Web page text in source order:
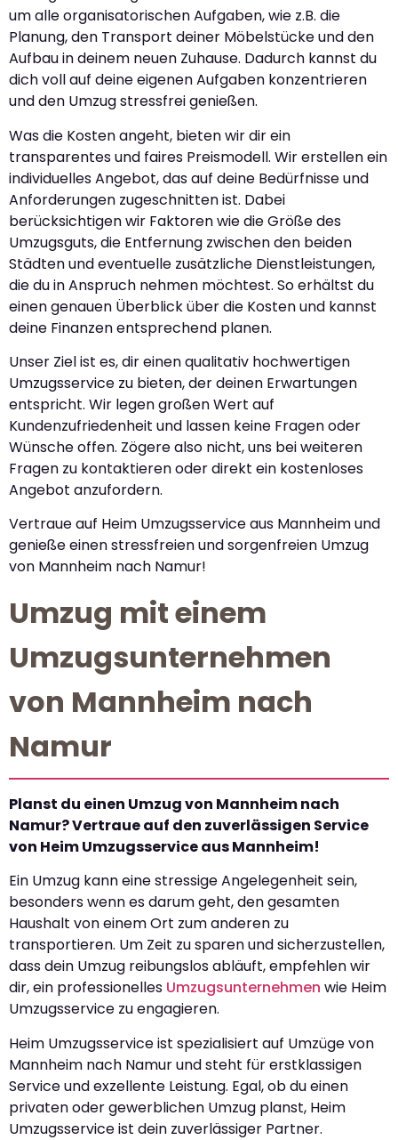
um alle organisatorischen Aufgaben, wie z.B. die
Planung, den Transport deiner Möbelstücke und den
Aufbau in deinem neuen Zuhause. Dadurch kannst du
dich voll auf deine eigenen Aufgaben konzentrieren
und den Umzug stressfrei genießen.
Was die Kosten angeht, bieten wir dir ein
transparentes und faires Preismodell. Wir erstellen ein
individuelles Angebot, das auf deine Bedürfnisse und
Anforderungen zugeschnitten ist. Dabei
berücksichtigen wir Faktoren wie die Größe des
Umzugsguts, die Entfernung zwischen den beiden
Städten und eventuelle zusätzliche Dienstleistungen,
die du in Anspruch nehmen möchtest. So erhältst du
einen genauen Überblick über die Kosten und kannst
deine Finanzen entsprechend planen.
Unser Ziel ist es, dir einen qualitativ hochwertigen
Umzugsservice zu bieten, der deinen Erwartungen
entspricht. Wir legen großen Wert auf
Kundenzufriedenheit und lassen keine Fragen oder
Wünsche offen. Zögere also nicht, uns bei weiteren
Fragen zu kontaktieren oder direkt ein kostenloses
Angebot anzufordern.
Vertraue auf Heim Umzugsservice aus Mannheim und
genieße einen stressfreien und sorgenfreien Umzug
von Mannheim nach Namur!
Umzug mit einem
Umzugsunternehmen
von Mannheim nach
Namur
Planst du einen Umzug von Mannheim nach
Namur? Vertraue auf den zuverlässigen Service
von Heim Umzugsservice aus Mannheim!
Ein Umzug kann eine stressige Angelegenheit sein,
besonders wenn es darum geht, den gesamten
Haushalt von einem Ort zum anderen zu
transportieren. Um Zeit zu sparen und sicherzustellen,
dass dein Umzug reibungslos abläuft, empfehlen wir
dir, ein professionelles Umzugsunternehmen wie Heim
Umzugsservice zu engagieren.
Heim Umzugsservice ist spezialisiert auf Umzüge von
Mannheim nach Namur und steht für erstklassigen
Service und exzellente Leistung. Egal, ob du einen
privaten oder gewerblichen Umzug planst, Heim
Umzugsservice ist dein zuverlässiger Partner.